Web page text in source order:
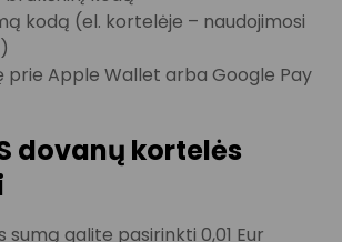
kodą (el. kortelėje – naudojimosi
prie Apple Wallet arba Google Pay
dovanų kortelės
galite pasirinkti 0,01 Eur